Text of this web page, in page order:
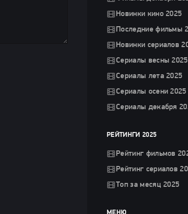
Новинки кино 2025
Последние фильмы
Новинки сериалов
Сериалы весны 2025
Сериалы лета 2025
Сериалы осени 2025
Сериалы декабря
РЕЙТИНГИ 2025
Рейтинг фильмов
Рейтинг сериалов
Топ за месяц 2025